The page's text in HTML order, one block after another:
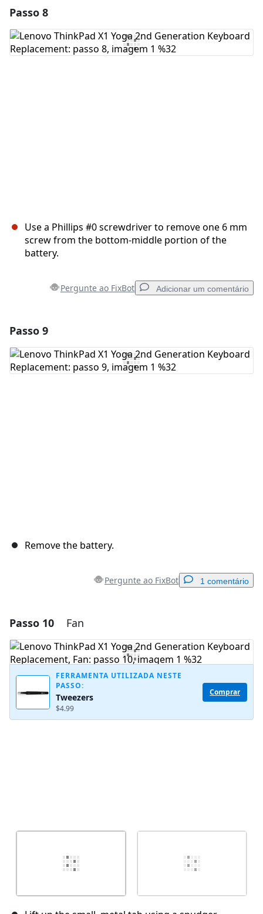
Comentar
Passo 8
Use a Phillips #0 screwdriver to remove one 6 mm
screw from the bottom-middle portion of the
battery.
Pergunte ao FixBot Adicionar um comentário
Comentar
Passo 9
Remove the battery.
Pergunte ao FixBot 1 comentário
Comentar
Postar comentário
Passo 10 Fan
FERRAMENTA UTILIZADA NESTE
PASSO:
Tweezers
$4.99
Comprar